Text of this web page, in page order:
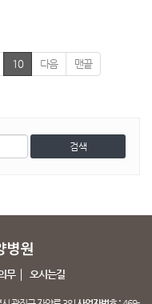
10 다음 맨끝
무 오시는길